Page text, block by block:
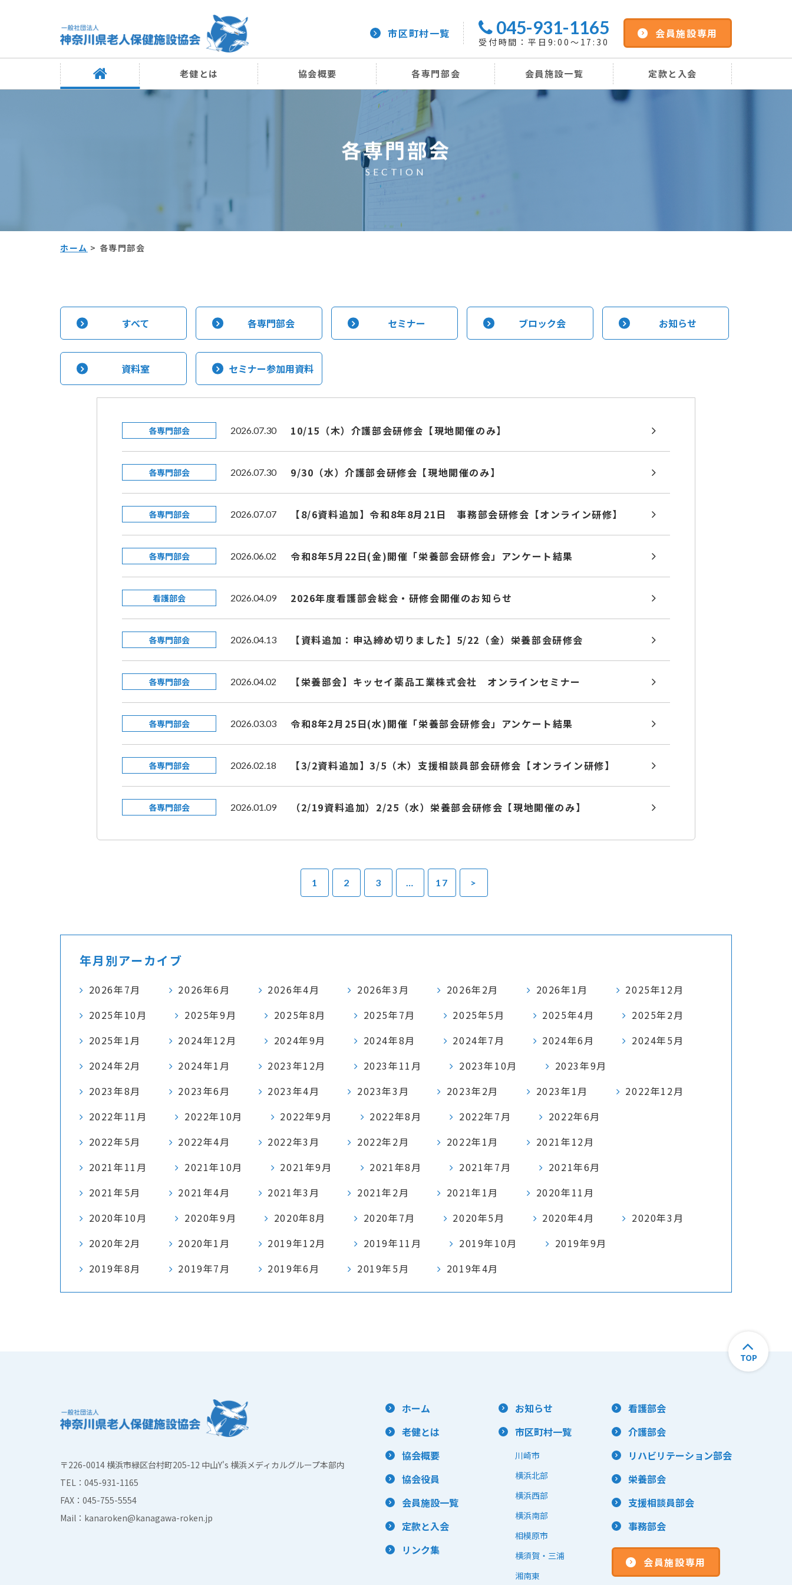
市区町村一覧 045-931-1165
受付時間：平日9:00～17:30
会員施設専用
老健とは 協会概要 各専門部会 会員施設一覧 定款と入会
各専門部会
SECTION
ホーム > 各専門部会
すべて 各専門部会 セミナー ブロック会 お知らせ
資料室 セミナー参加用資料
各専門部会 2026.07.30 10/15（木）介護部会研修会【現地開催のみ】
各専門部会 2026.07.30 9/30（水）介護部会研修会【現地開催のみ】
各専門部会 2026.07.07 【8/6資料追加】令和8年8月21日 事務部会研修会【オンライン研修】
各専門部会 2026.06.02 令和8年5月22日(金)開催「栄養部会研修会」アンケート結果
看護部会 2026.04.09 2026年度看護部会総会・研修会開催のお知らせ
各専門部会 2026.04.13 【資料追加：申込締め切りました】5/22（金）栄養部会研修会
各専門部会 2026.04.02 【栄養部会】キッセイ薬品工業株式会社 オンラインセミナー
各専門部会 2026.03.03 令和8年2月25日(水)開催「栄養部会研修会」アンケート結果
各専門部会 2026.02.18 【3/2資料追加】3/5（木）支援相談員部会研修会【オンライン研修】
各専門部会 2026.01.09 （2/19資料追加）2/25（水）栄養部会研修会【現地開催のみ】
1 2 3 … 17 >
年月別アーカイブ
2026年7月 2026年6月 2026年4月 2026年3月 2026年2月 2026年1月
2025年12月
2025年10月
2025年9月 2025年8月 2025年7月 2025年5月 2025年4月
2025年2月
2025年1月
2024年12月 2024年9月 2024年8月 2024年7月 2024年6月
2024年5月
2024年2月
2024年1月 2023年12月 2023年11月 2023年10月
2023年9月
2023年8月
2023年6月 2023年4月 2023年3月 2023年2月 2023年1月
2022年12月
2022年11月
2022年10月 2022年9月 2022年8月 2022年7月
2022年6月
2022年5月
2022年4月 2022年3月 2022年2月 2022年1月
2021年12月
2021年11月
2021年10月 2021年9月 2021年8月 2021年7月
2021年6月
2021年5月
2021年4月 2021年3月 2021年2月 2021年1月
2020年11月
2020年10月
2020年9月 2020年8月 2020年7月 2020年5月 2020年4月
2020年3月
2020年2月
2020年1月 2019年12月 2019年11月 2019年10月
2019年9月
2019年8月
2019年7月 2019年6月 2019年5月 2019年4月
TOP
〒226-0014 横浜市緑区台村町205-12 中山Y's 横浜メディカルグループ本部内
TEL：045-931-1165
FAX：045-755-5554
Mail：kanaroken@kanagawa-roken.jp
ホーム
老健とは
協会概要
協会役員
会員施設一覧
定款と入会
リンク集
お知らせ
市区町村一覧
川崎市
横浜北部
横浜西部
横浜南部
相模原市
横須賀・三浦
湘南東
看護部会
介護部会
リハビリテーション部会
栄養部会
支援相談員部会
事務部会
会員施設専用